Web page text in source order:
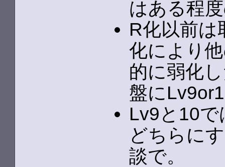
はある程
R化以前は
化により
的に弱化
盤に
Lv9と10
どちらに
談で。